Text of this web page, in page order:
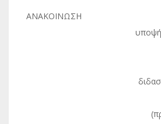
Πλοήγηση
ΑΝΑΚΟΙΝΩΣΗ